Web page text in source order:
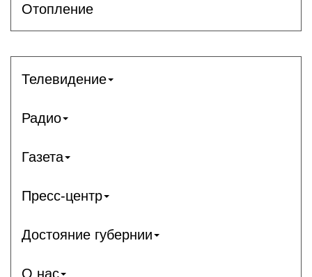
Отопление
Телевидение
Радио
Газета
Пресс-центр
Достояние губернии
О нас